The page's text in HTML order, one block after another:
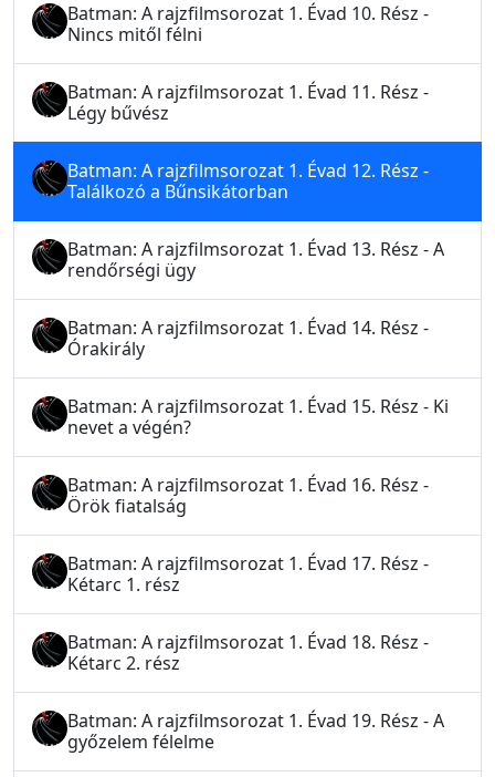
Batman: A rajzfilmsorozat 1. Évad 10. Rész -
Nincs mitől félni
Batman: A rajzfilmsorozat 1. Évad 11. Rész -
Légy bűvész
Batman: A rajzfilmsorozat 1. Évad 12. Rész -
Találkozó a Bűnsikátorban
Batman: A rajzfilmsorozat 1. Évad 13. Rész - A
rendőrségi ügy
Batman: A rajzfilmsorozat 1. Évad 14. Rész -
Órakirály
Batman: A rajzfilmsorozat 1. Évad 15. Rész - Ki
nevet a végén?
Batman: A rajzfilmsorozat 1. Évad 16. Rész -
Örök fiatalság
Batman: A rajzfilmsorozat 1. Évad 17. Rész -
Kétarc 1. rész
Batman: A rajzfilmsorozat 1. Évad 18. Rész -
Kétarc 2. rész
Batman: A rajzfilmsorozat 1. Évad 19. Rész - A
győzelem félelme